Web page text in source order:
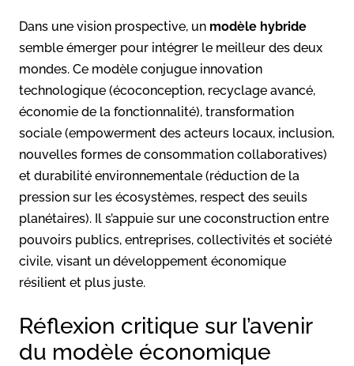
Dans une vision prospective, un modèle hybride
semble émerger pour intégrer le meilleur des deux
mondes. Ce modèle conjugue innovation
technologique (écoconception, recyclage avancé,
économie de la fonctionnalité), transformation
sociale (empowerment des acteurs locaux, inclusion,
nouvelles formes de consommation collaboratives)
et durabilité environnementale (réduction de la
pression sur les écosystèmes, respect des seuils
planétaires). Il s’appuie sur une coconstruction entre
pouvoirs publics, entreprises, collectivités et société
civile, visant un développement économique
résilient et plus juste.
Réflexion critique sur l’avenir
du modèle économique